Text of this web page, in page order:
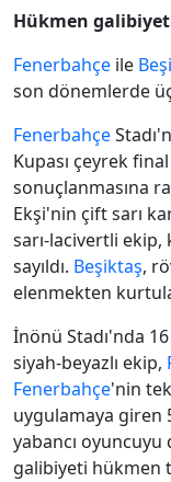
Hükmen
Fenerbahçe ile
son dönemlerde
Fenerbahçe
Kupası çeyrek
sonuçlanmasına
Ekşi'nin çift sarı
sarı-lacivertli ekip,
sayıldı. Beşiktaş,
elenmekten
İnönü Stadı'nda
siyah-beyazlı ekip,
Fenerbahçe'nin
uygulamaya giren
yabancı
galibiyeti hükmen